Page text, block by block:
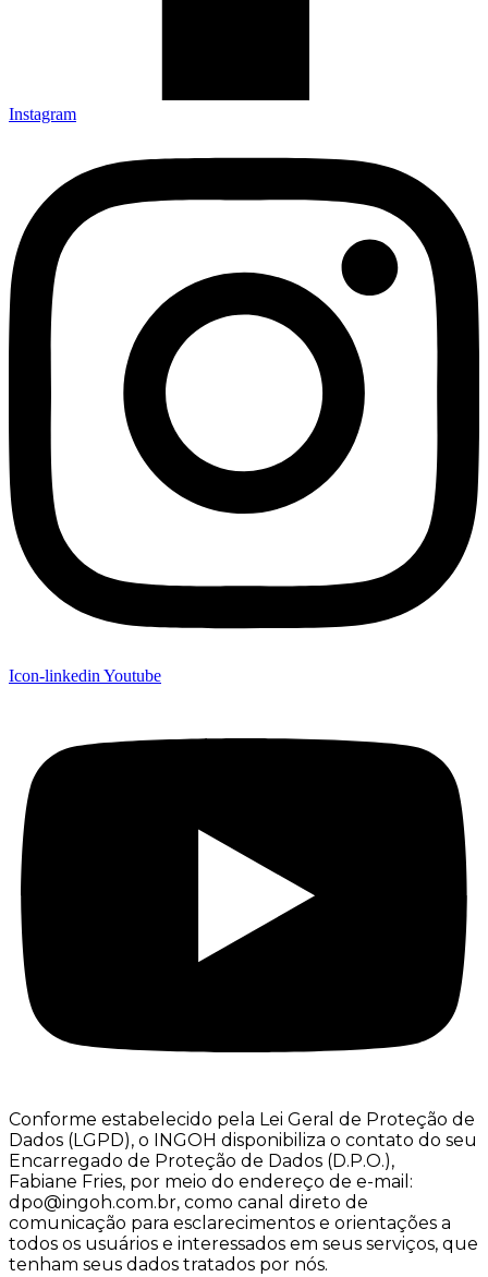
Instagram
Icon-linkedin Youtube
Conforme estabelecido pela Lei Geral de Proteção de
Dados (LGPD), o INGOH disponibiliza o contato do seu
Encarregado de Proteção de Dados (D.P.O.),
Fabiane Fries, por meio do endereço de e-mail:
dpo@ingoh.com.br, como canal direto de
comunicação para esclarecimentos e orientações a
todos os usuários e interessados em seus serviços, que
tenham seus dados tratados por nós.